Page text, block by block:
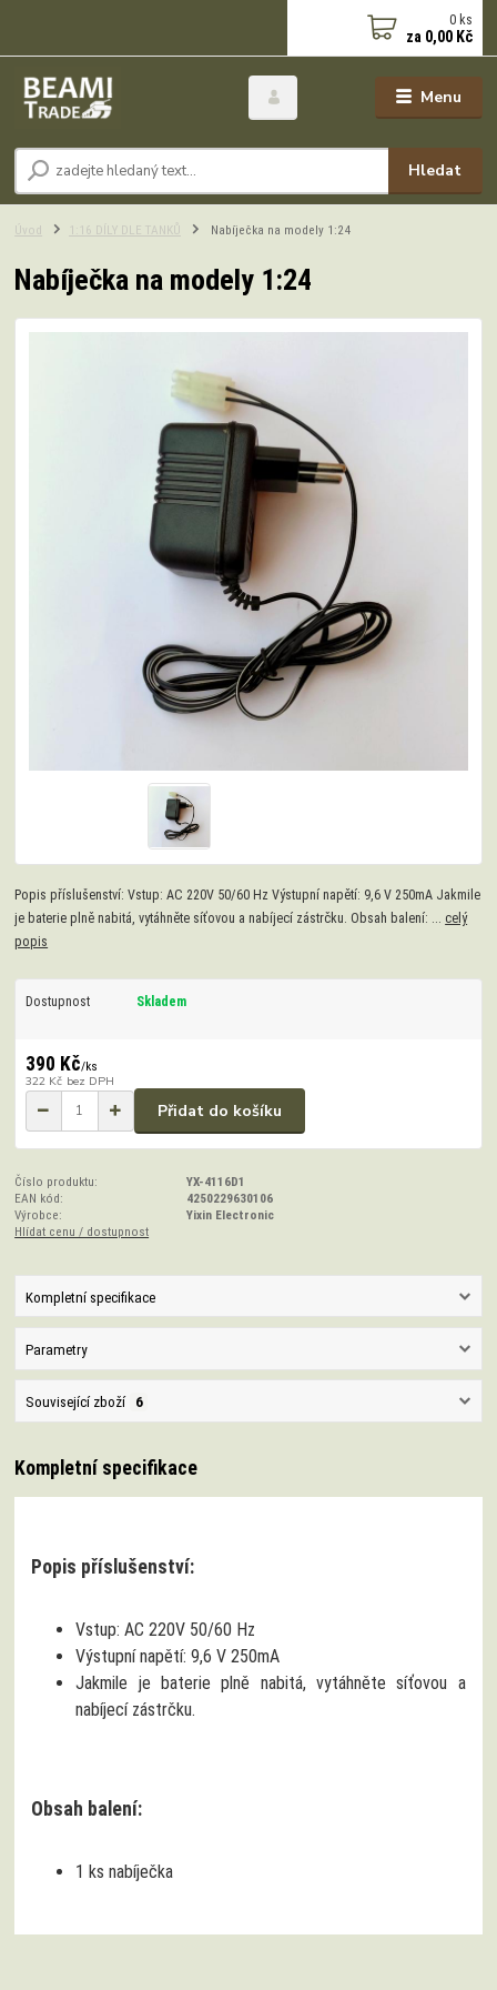
Menu
Hledat
0 ks
za 0,00 Kč
Úvod 1:16 DÍLY DLE TANKŮ Nabíječka na modely 1:24
Nabíječka na modely 1:24
Popis příslušenství: Vstup: AC 220V 50/60 Hz Výstupní napětí: 9,6 V 250mA Jakmile
je baterie plně nabitá, vytáhněte síťovou a nabíjecí zástrčku. Obsah balení: ... celý
popis
Dostupnost Skladem
390 Kč/ks
322 Kč bez DPH
Přidat do košíku
Číslo produktu:
YX-4116D1
EAN kód:
4250229630106
Výrobce:
Yixin Electronic
Hlídat cenu / dostupnost
Kompletní specifikace
Parametry
Související zboží 6
Kompletní specifikace
Popis příslušenství:
Vstup: AC 220V 50/60 Hz
Výstupní napětí: 9,6 V 250mA
Jakmile je baterie plně nabitá, vytáhněte síťovou a
nabíjecí zástrčku.
Obsah balení:
1 ks nabíječka